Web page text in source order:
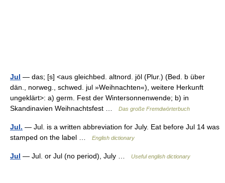
Jul — das; [s] <aus gleichbed. altnord. jōl (Plur.) (Bed. b über
dän., norweg., schwed. jul »Weihnachten«), weitere Herkunft
ungeklärt>: a) germ. Fest der Wintersonnenwende; b) in
Skandinavien Weihnachtsfest …
Das große Fremdwörterbuch
Jul. — Jul. is a written abbreviation for July. Eat before Jul 14 was
stamped on the label …
English dictionary
Jul — Jul. or Jul (no period), July … Useful english dictionary